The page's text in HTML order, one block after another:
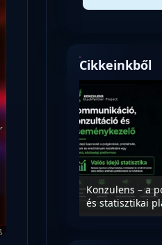
Cikkeinkből
a
Konzulens – a
és statisztikai